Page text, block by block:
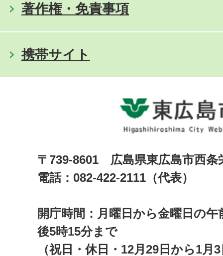
著作権・免責事項
携帯サイト
〒739-8601 広島県東広島市西
電話：082-422-2111（代表）
開庁時間：月曜日から金曜日の午
後5時15分まで
（祝日・休日・12月29日から1月